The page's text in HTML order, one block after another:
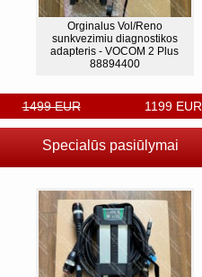
Orginalus Vol/Reno
sunkvezimiu diagnostikos
adapteris - VOCOM 2 Plus
88894400
1499 EUR 1199 EUR
Specialūs pasiūlymai